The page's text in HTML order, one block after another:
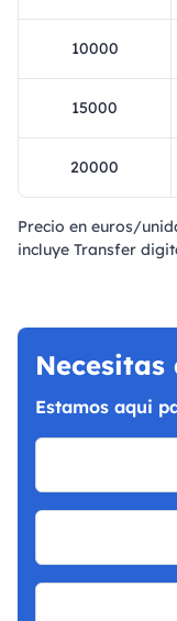
10000
15000
20000
Precio en euros/
incluye Transfer
Necesitas
Estamos aqui